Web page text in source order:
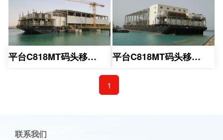
平台C818MT码头移动系 平台C818MT码头移动系
1
联系我们